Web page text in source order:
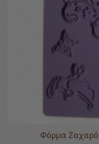
Φόρμα